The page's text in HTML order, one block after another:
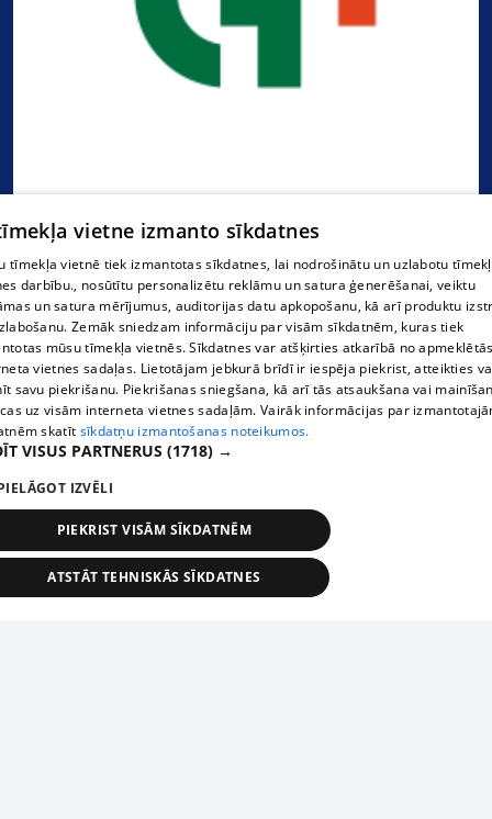
"Gulbenes tūrisma un kultūrvēsturiskā mantojuma
centrs"
vietne izmanto sīkdatnes
tīmekļa vietnē tiek izmantotas sīkdatnes, lai nodrošinātu un uzlabotu
darbību., nosūtītu personalizētu reklāmu un satura ģenerēšanai, veiktu
un satura mērījumus, auditorijas datu apkopošanu, kā arī produktu
Zemāk sniedzam informāciju par visām sīkdatnēm, kuras tiek
mūsu tīmekļa vietnēs. Sīkdatnes var atšķirties atkarībā no
vietnes sadaļas. Lietotājam jebkurā brīdī ir iespēja piekrist, atteikties
savu piekrišanu. Piekrišanas sniegšana, kā arī tās atsaukšana vai
uz visām interneta vietnes sadaļām. Vairāk informācijas par
skatīt sīkdatņu izmantošanas noteikumos.
VISUS PARTNERUS (1718) →
IZVĒLI
PIEKRIST VISĀM SĪKDATNĒM
ATSTĀT TEHNISKĀS SĪKDATNES